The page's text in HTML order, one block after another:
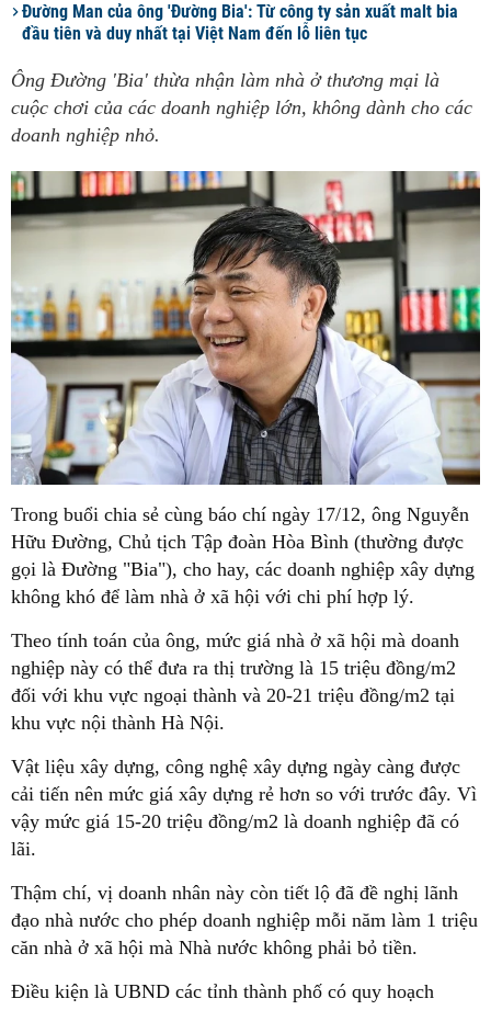
Đường Man của ông 'Đường Bia': Từ công ty sản xuất malt bia
đầu tiên và duy nhất tại Việt Nam đến lỗ liên tục
Ông Đường 'Bia' thừa nhận làm nhà ở thương mại là
cuộc chơi của các doanh nghiệp lớn, không dành cho các
doanh nghiệp nhỏ.
Trong buổi chia sẻ cùng báo chí ngày 17/12, ông Nguyễn
Hữu Đường, Chủ tịch Tập đoàn Hòa Bình (thường được
gọi là Đường "Bia"), cho hay, các doanh nghiệp xây dựng
không khó để làm nhà ở xã hội với chi phí hợp lý.
Theo tính toán của ông, mức giá nhà ở xã hội mà doanh
nghiệp này có thể đưa ra thị trường là 15 triệu đồng/m2
đối với khu vực ngoại thành và 20-21 triệu đồng/m2 tại
khu vực nội thành Hà Nội.
Vật liệu xây dựng, công nghệ xây dựng ngày càng được
cải tiến nên mức giá xây dựng rẻ hơn so với trước đây. Vì
vậy mức giá 15-20 triệu đồng/m2 là doanh nghiệp đã có
lãi.
Thậm chí, vị doanh nhân này còn tiết lộ đã đề nghị lãnh
đạo nhà nước cho phép doanh nghiệp mỗi năm làm 1 triệu
căn nhà ở xã hội mà Nhà nước không phải bỏ tiền.
Điều kiện là UBND các tỉnh thành phố có quy hoạch